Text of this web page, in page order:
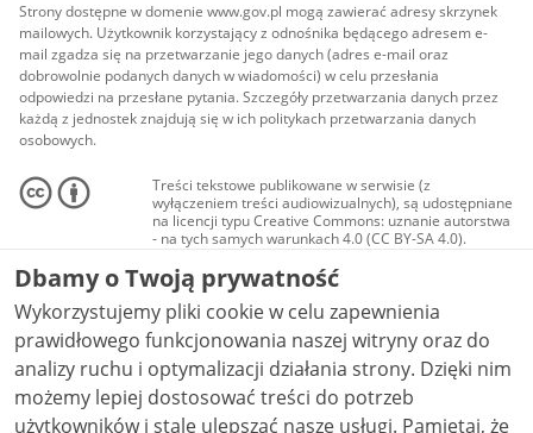
Strony dostępne w domenie www.gov.pl mogą zawierać adresy skrzynek
mailowych. Użytkownik korzystający z odnośnika będącego adresem e-
mail zgadza się na przetwarzanie jego danych (adres e-mail oraz
dobrowolnie podanych danych w wiadomości) w celu przesłania
odpowiedzi na przesłane pytania. Szczegóły przetwarzania danych przez
każdą z jednostek znajdują się w ich politykach przetwarzania danych
osobowych.
Treści tekstowe publikowane w serwisie (z
wyłączeniem treści audiowizualnych), są udostępniane
na licencji typu Creative Commons: uznanie autorstwa
- na tych samych warunkach 4.0 (CC BY-SA 4.0).
Materiały audiowizualne, w tym zdjęcia, materiały
audio i wideo, są udostępniane na licencji typu
Creative Commons: uznanie autorstwa użycie
niekomercyjne - bez utworów zależnych 4.0 (CC BY-
NC-ND 4.0), o ile nie jest to stwierdzone inaczej.
Dbamy o Twoją prywatność
Wykorzystujemy pliki cookie w celu zapewnienia
prawidłowego funkcjonowania naszej witryny oraz do
analizy ruchu i optymalizacji działania strony. Dzięki nim
możemy lepiej dostosować treści do potrzeb
użytkowników i stale ulepszać nasze usługi. Pamiętaj, że